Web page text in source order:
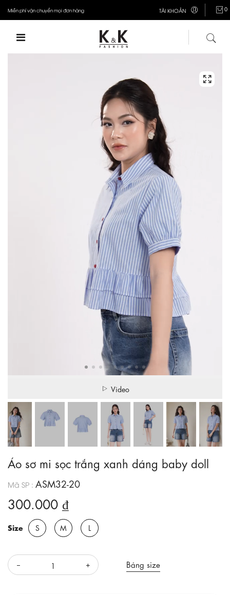
Miễn phí vận chuyển mọi đơn hàng TÀI KHOẢN 0
Video
Áo sơ mi sọc trắng xanh dáng baby doll
Mã SP : ASM32-20
300.000 ₫
Size S M L
Bảng size